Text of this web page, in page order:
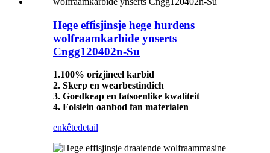
Hege effisjinsje hege hurdens
wolfraamkarbide ynserts
Cngg120402n-Su
1.100% orizjineel karbid
2. Skerp en wearbestindich
3. Goedkeap en fatsoenlike kwaliteit
4. Folslein oanbod fan materialen
enkêtedetail